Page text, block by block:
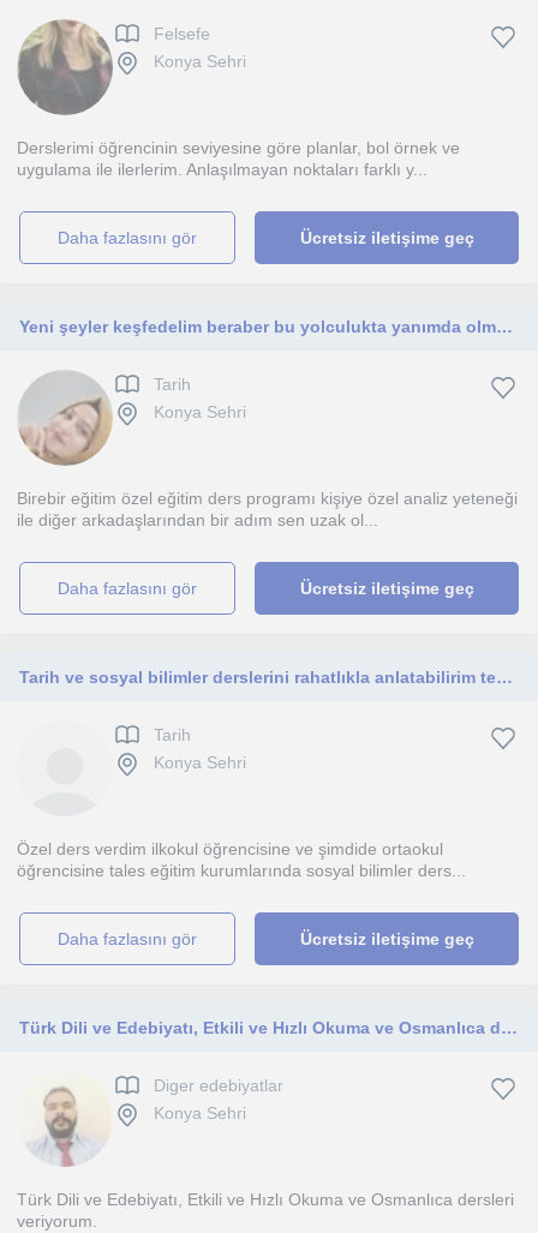
Felsefe
Konya Sehri
Derslerimi öğrencinin seviyesine göre planlar, bol örnek ve
uygulama ile ilerlerim. Anlaşılmayan noktaları farklı y...
daha fazlasını gör Ücretsiz iletişime geç
Yeni şeyler keşfedelim beraber bu yolculukta yanımda olmak ister misin
Tarih
Konya Sehri
Birebir eğitim özel eğitim ders programı kişiye özel analiz yeteneği
ile diğer arkadaşlarından bir adım sen uzak ol...
daha fazlasını gör Ücretsiz iletişime geç
Tarih ve sosyal bilimler derslerini rahatlıkla anlatabilirim tecrübem var. Ve ortaokul öğrencisine koçluk yapabilirim
Tarih
Konya Sehri
Özel ders verdim ilkokul öğrencisine ve şimdide ortaokul
öğrencisine tales eğitim kurumlarında sosyal bilimler ders...
daha fazlasını gör Ücretsiz iletişime geç
Türk Dili ve Edebiyatı, Etkili ve Hızlı Okuma ve Osmanlıca dersleri veriyorum
Diger edebiyatlar
Konya Sehri
Türk Dili ve Edebiyatı, Etkili ve Hızlı Okuma ve Osmanlıca dersleri
veriyorum.